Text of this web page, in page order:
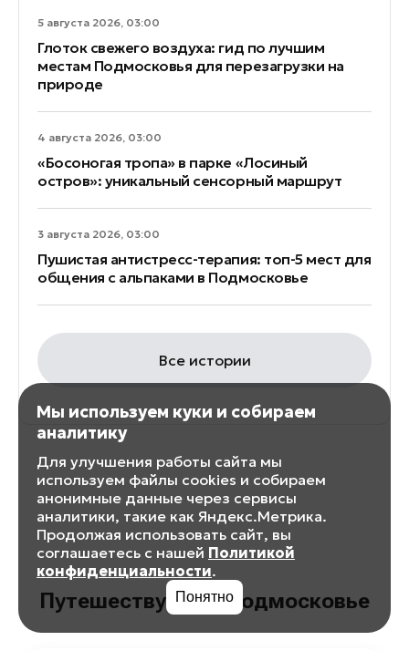
5 августа 2026, 03:00
Глоток свежего воздуха: гид по лучшим
местам Подмосковья для перезагрузки на
природе
4 августа 2026, 03:00
«Босоногая тропа» в парке «Лосиный
остров»: уникальный сенсорный маршрут
3 августа 2026, 03:00
Пушистая антистресс-терапия: топ-5 мест для
общения с альпаками в Подмосковье
Все истории
Путешествуйте в Подмосковье
Мы используем куки и собираем
аналитику
Для улучшения работы сайта мы
используем файлы cookies и собираем
анонимные данные через сервисы
аналитики, такие как Яндекс.Метрика.
Продолжая использовать сайт, вы
соглашаетесь с нашей Политикой
конфиденциальности.
Понятно